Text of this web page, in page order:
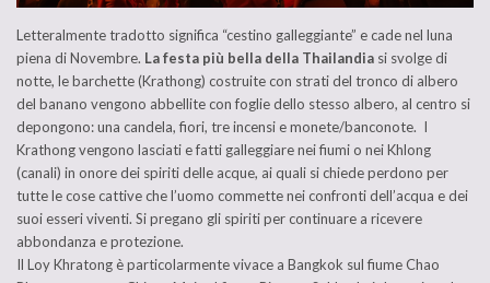
Letteralmente tradotto significa “cestino galleggiante” e cade nel luna
piena di Novembre. La festa più bella della Thailandia si svolge di
notte, le barchette (Krathong) costruite con strati del tronco di albero
del banano vengono abbellite con foglie dello stesso albero, al centro si
depongono: una candela, fiori, tre incensi e monete/banconote. I
Krathong vengono lasciati e fatti galleggiare nei fiumi o nei Khlong
(canali) in onore dei spiriti delle acque, ai quali si chiede perdono per
tutte le cose cattive che l’uomo commette nei confronti dell’acqua e dei
suoi esseri viventi. Si pregano gli spiriti per continuare a ricevere
abbondanza e protezione.
Il Loy Khratong è particolarmente vivace a Bangkok sul fiume Chao